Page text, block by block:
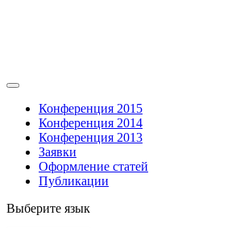
Конференция 2015
Конференция 2014
Конференция 2013
Заявки
Оформление статей
Публикации
Выберите язык